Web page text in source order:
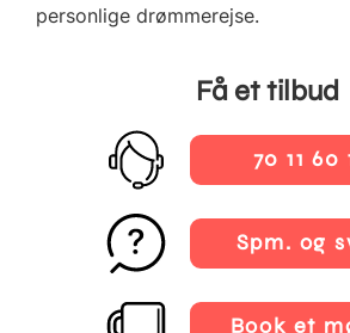
personlige drømmerejse.
Få et tilbud
70 11 60
Spm. og
Book et